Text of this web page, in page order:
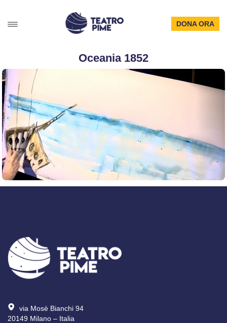
DONA ORA
Oceania 1852
via Mosè Bianchi 94
20149 Milano – Italia